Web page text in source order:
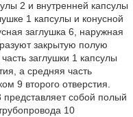
2 и внутренней капсулы
1 капсулы и конусной
заглушка 6, наружная
закрытую полую
заглушки 1 капсулы
а средняя часть
9 второго отверстия.
собой полый
10